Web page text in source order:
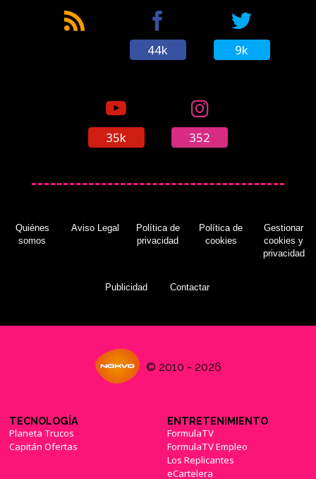
44k 9k
35k 352
Quiénes
somos
Aviso Legal
Política de
privacidad
Política de
cookies
Gestionar
cookies y
privacidad
Publicidad Contactar
© 2010 - 2026
TECNOLOGÍA
Planeta Trucos
Capitán Ofertas
ENTRETENIMIENTO
FormulaTV
FormulaTV Empleo
Los Replicantes
eCartelera